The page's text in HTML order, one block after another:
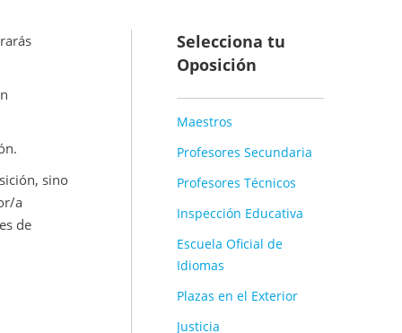
sino
a
de
Selecciona tu
Oposición
Maestros
Profesores Secundaria
Profesores Técnicos
Inspección Educativa
Escuela Oficial de
Idiomas
Plazas en el Exterior
Justicia